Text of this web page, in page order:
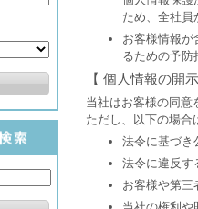
ため、全社員
お客様情報が
るための予防
【 個人情報の開
当社はお客様の同意
ただし、以下の場合
法令に基づき
法令に違反す
お客様や第三